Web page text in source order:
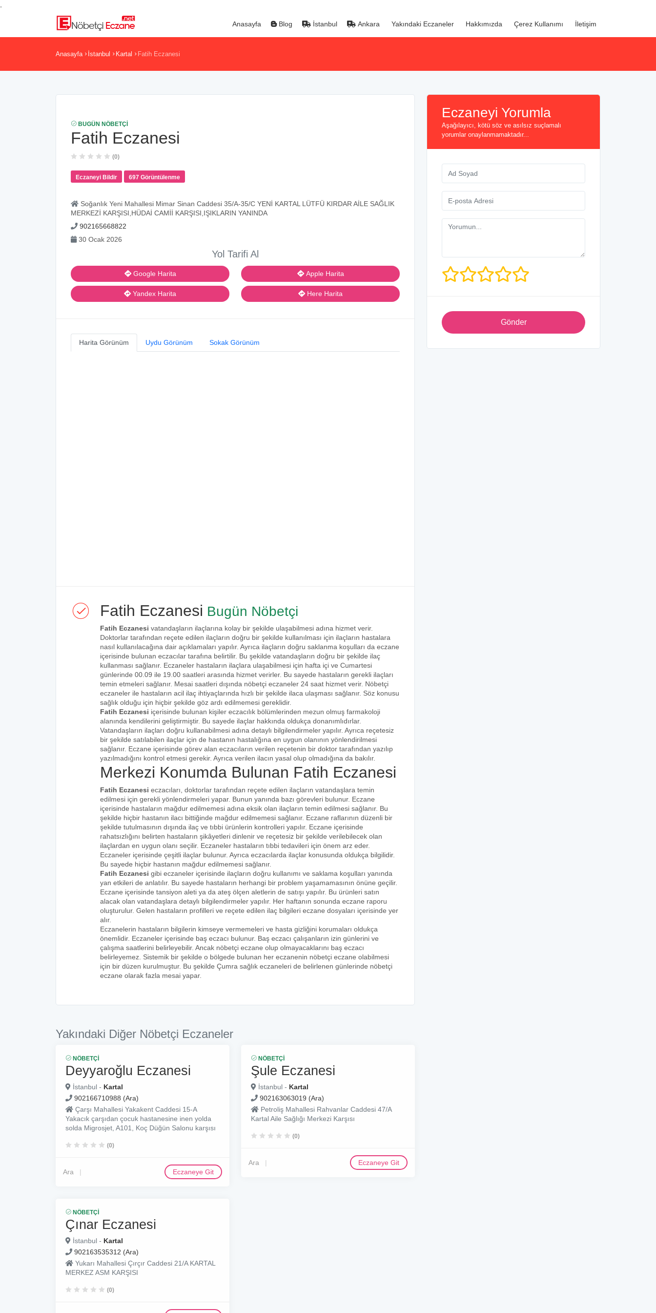
Anasayfa Blog İstanbul Ankara Yakındaki Eczaneler Hakkımızda Çerez Kullanımı İletişim
Anasayfa İstanbul Kartal Fatih Eczanesi
BUGÜN NÖBETÇI
Fatih Eczanesi
(0)
Eczaneyi Bildir 697 Görüntülenme
Soğanlık Yeni Mahallesi Mimar Sinan Caddesi 35/A-35/C YENİ KARTAL LÜTFÜ KIRDAR AİLE SAĞLIK
MERKEZİ KARŞISI,HÜDAİ CAMİİ KARŞISI,IŞIKLARIN YANINDA
902165668822
30 Ocak 2026
Yol Tarifi Al
Google Harita
Yandex Harita
Apple Harita
Here Harita
Harita Görünüm Uydu Görünüm Sokak Görünüm
Fatih Eczanesi Bugün Nöbetçi
Fatih Eczanesi vatandaşların ilaçlarına kolay bir şekilde ulaşabilmesi adına hizmet verir.
Doktorlar tarafından reçete edilen ilaçların doğru bir şekilde kullanılması için ilaçların hastalara
nasıl kullanılacağına dair açıklamaları yapılır. Ayrıca ilaçların doğru saklanma koşulları da eczane
içerisinde bulunan eczacılar tarafına belirtilir. Bu şekilde vatandaşların doğru bir şekilde ilaç
kullanması sağlanır. Eczaneler hastaların ilaçlara ulaşabilmesi için hafta içi ve Cumartesi
günlerinde 00.09 ile 19.00 saatleri arasında hizmet verirler. Bu sayede hastaların gerekli ilaçları
temin etmeleri sağlanır. Mesai saatleri dışında nöbetçi eczaneler 24 saat hizmet verir. Nöbetçi
eczaneler ile hastaların acil ilaç ihtiyaçlarında hızlı bir şekilde ilaca ulaşması sağlanır. Söz konusu
sağlık olduğu için hiçbir şekilde göz ardı edilmemesi gereklidir.
Fatih Eczanesi içerisinde bulunan kişiler eczacılık bölümlerinden mezun olmuş farmakoloji
alanında kendilerini geliştirmiştir. Bu sayede ilaçlar hakkında oldukça donanımlıdırlar.
Vatandaşların ilaçları doğru kullanabilmesi adına detaylı bilgilendirmeler yapılır. Ayrıca reçetesiz
bir şekilde satılabilen ilaçlar için de hastanın hastalığına en uygun olanının yönlendirilmesi
sağlanır. Eczane içerisinde görev alan eczacıların verilen reçetenin bir doktor tarafından yazılıp
yazılmadığını kontrol etmesi gerekir. Ayrıca verilen ilacın yasal olup olmadığına da bakılır.
Merkezi Konumda Bulunan Fatih Eczanesi
Fatih Eczanesi eczacıları, doktorlar tarafından reçete edilen ilaçların vatandaşlara temin
edilmesi için gerekli yönlendirmeleri yapar. Bunun yanında bazı görevleri bulunur. Eczane
içerisinde hastaların mağdur edilmemesi adına eksik olan ilaçların temin edilmesi sağlanır. Bu
şekilde hiçbir hastanın ilacı bittiğinde mağdur edilmemesi sağlanır. Eczane raflarının düzenli bir
şekilde tutulmasının dışında ilaç ve tıbbi ürünlerin kontrolleri yapılır. Eczane içerisinde
rahatsızlığını belirten hastaların şikâyetleri dinlenir ve reçetesiz bir şekilde verilebilecek olan
ilaçlardan en uygun olanı seçilir. Eczaneler hastaların tıbbi tedavileri için önem arz eder.
Eczaneler içerisinde çeşitli ilaçlar bulunur. Ayrıca eczacılarda ilaçlar konusunda oldukça bilgilidir.
Bu sayede hiçbir hastanın mağdur edilmemesi sağlanır.
Fatih Eczanesi gibi eczaneler içerisinde ilaçların doğru kullanımı ve saklama koşulları yanında
yan etkileri de anlatılır. Bu sayede hastaların herhangi bir problem yaşamamasının önüne geçilir.
Eczane içerisinde tansiyon aleti ya da ateş ölçen aletlerin de satışı yapılır. Bu ürünleri satın
alacak olan vatandaşlara detaylı bilgilendirmeler yapılır. Her haftanın sonunda eczane raporu
oluşturulur. Gelen hastaların profilleri ve reçete edilen ilaç bilgileri eczane dosyaları içerisinde yer
alır.
Eczanelerin hastaların bilgilerin kimseye vermemeleri ve hasta gizliğini korumaları oldukça
önemlidir. Eczaneler içerisinde baş eczacı bulunur. Baş eczacı çalışanların izin günlerini ve
çalışma saatlerini belirleyebilir. Ancak nöbetçi eczane olup olmayacaklarını baş eczacı
belirleyemez. Sistemik bir şekilde o bölgede bulunan her eczanenin nöbetçi eczane olabilmesi
için bir düzen kurulmuştur. Bu şekilde Çumra sağlık eczaneleri de belirlenen günlerinde nöbetçi
eczane olarak fazla mesai yapar.
Yakındaki Diğer Nöbetçi Eczaneler
NÖBETÇI
Deyyaroğlu Eczanesi
İstanbul - Kartal
902166710988 (Ara)
Çarşı Mahallesi Yakakent Caddesi 15-A
Yakacık çarşıdan çocuk hastanesine inen yolda
solda Migrosjet, A101, Koç Düğün Salonu karşısı
(0)
Ara Eczaneye Git
NÖBETÇI
Şule Eczanesi
İstanbul - Kartal
902163063019 (Ara)
Petroliş Mahallesi Rahvanlar Caddesi 47/A
Kartal Aile Sağlığı Merkezi Karşısı
(0)
Ara Eczaneye Git
NÖBETÇI
Çınar Eczanesi
İstanbul - Kartal
902163535312 (Ara)
Yukarı Mahallesi Çırçır Caddesi 21/A KARTAL
MERKEZ ASM KARŞISI
(0)
Eczaneyi Yorumla
Aşağılayıcı, kötü söz ve asılsız suçlamalı
yorumlar onaylanmamaktadır...
Gönder